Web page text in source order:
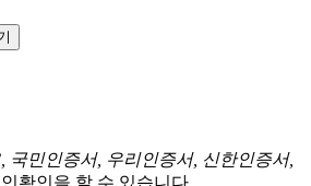
, 국민인증서, 우리인증서, 신한인증서,